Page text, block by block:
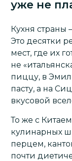
уже не
Кухня страны
Это десятки
мест, где их
не
пиццу, в
пасту, а на
вкусовой
То же с
кулинарных
перцем,
почти